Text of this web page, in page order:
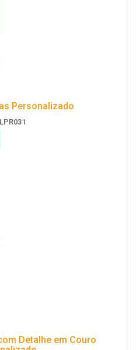
Personalizado
Detalhe em Couro